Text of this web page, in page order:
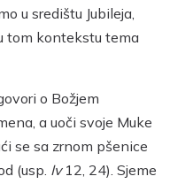
u središtu Jubileja,
tom kontekstu tema
o Božjem
a uoči svoje Muke
se sa zrnom pšenice
(usp. Iv12, 24). Sjeme